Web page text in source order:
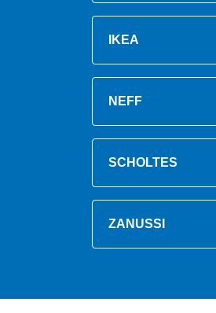
IKEA
NEFF
SCHOLTES
ZANUSSI